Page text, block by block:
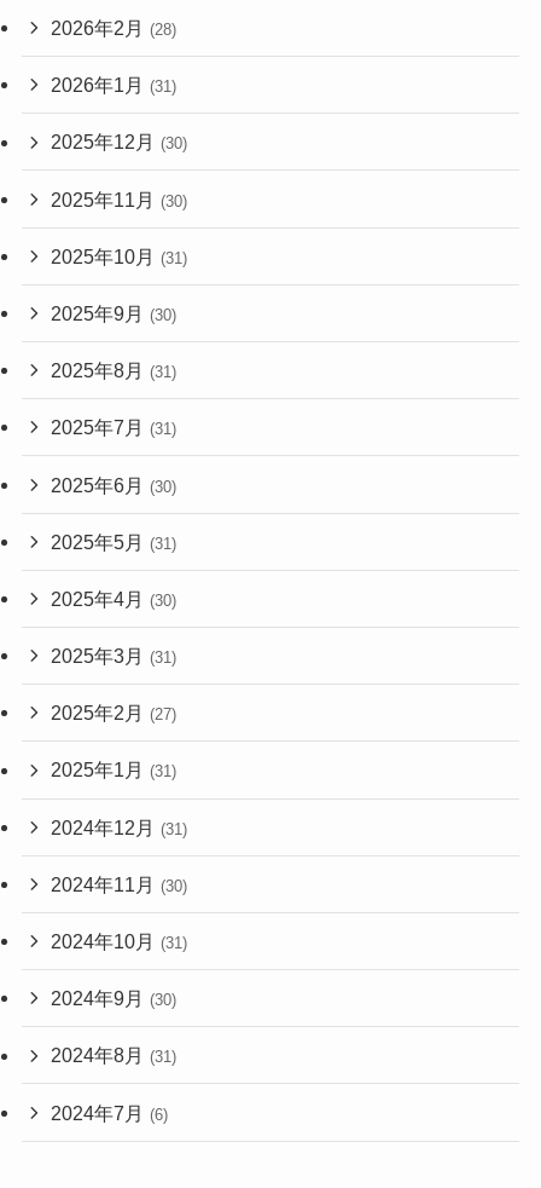
2026年2月 (28)
2026年1月 (31)
2025年12月 (30)
2025年11月 (30)
2025年10月 (31)
2025年9月 (30)
2025年8月 (31)
2025年7月 (31)
2025年6月 (30)
2025年5月 (31)
2025年4月 (30)
2025年3月 (31)
2025年2月 (27)
2025年1月 (31)
2024年12月 (31)
2024年11月 (30)
2024年10月 (31)
2024年9月 (30)
2024年8月 (31)
2024年7月 (6)